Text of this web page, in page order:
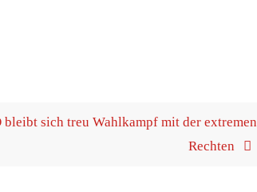
bleibt sich treu Wahl­kampf mit der extre­men
Rechten